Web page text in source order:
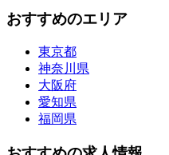
おすすめのエリア
東京都
神奈川県
大阪府
愛知県
福岡県